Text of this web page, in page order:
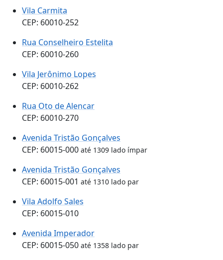
Vila Carmita
CEP: 60010-252
Rua Conselheiro Estelita
CEP: 60010-260
Vila Jerônimo Lopes
CEP: 60010-262
Rua Oto de Alencar
CEP: 60010-270
Avenida Tristão Gonçalves
CEP: 60015-000 até 1309 lado ímpar
Avenida Tristão Gonçalves
CEP: 60015-001 até 1310 lado par
Vila Adolfo Sales
CEP: 60015-010
Avenida Imperador
CEP: 60015-050 até 1358 lado par